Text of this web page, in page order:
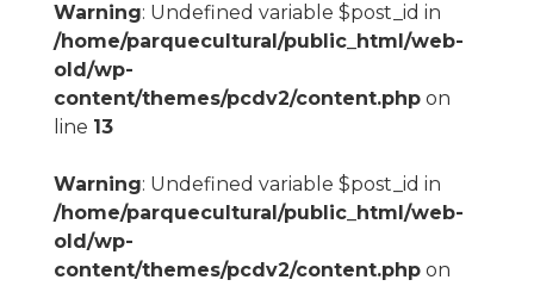
Warning: Undefined variable $post_id in
/home/parquecultural/public_html/web-
old/wp-
content/themes/pcdv2/content.phpon
line 13
Warning: Undefined variable $post_id in
/home/parquecultural/public_html/web-
old/wp-
content/themes/pcdv2/content.phpon